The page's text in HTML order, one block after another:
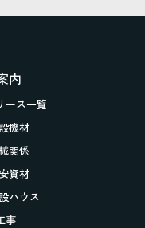
内
ース一覧
機材
関係
資材
ハウス
事